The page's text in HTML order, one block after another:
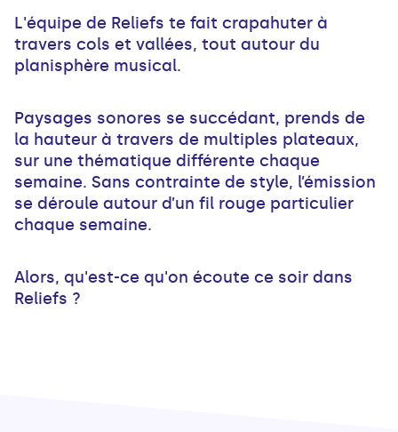
L'équipe de Reliefs te fait crapahuter à
travers cols et vallées, tout autour du
planisphère musical.
Paysages sonores se succédant, prends de
la hauteur à travers de multiples plateaux,
sur une thématique différente chaque
semaine. Sans contrainte de style, l’émission
se déroule autour d’un fil rouge particulier
chaque semaine.
Alors, qu'est-ce qu'on écoute ce soir dans
Reliefs ?